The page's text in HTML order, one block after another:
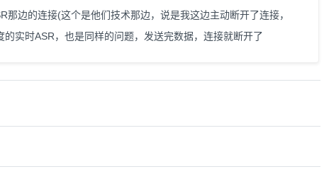
那边的连接(这个是他们技术那边，说是我这边主动断开了连接，
实时ASR，也是同样的问题，发送完数据，连接就断开了